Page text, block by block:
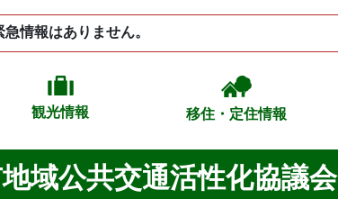
急情報はありません。
観光情報 移住・定住情報
域公共交通活性化協議会